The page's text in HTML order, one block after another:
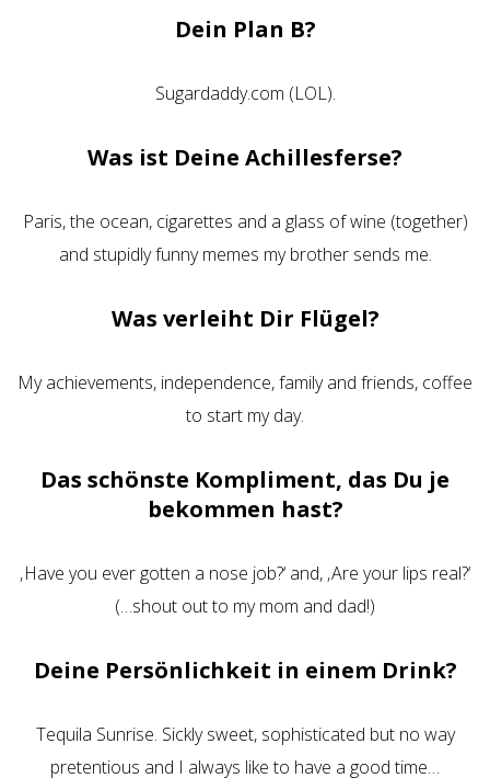
Dein Plan B?
Sugardaddy.com (LOL).
Was ist Deine Achillesferse?
Paris, the ocean, cigarettes and a glass of wine (together)
and stupidly funny memes my brother sends me.
Was verleiht Dir Flügel?
My achievements, independence, family and friends, coffee
to start my day.
Das schönste Kompliment, das Du je
bekommen hast?
‚Have you ever gotten a nose job?‘ and, ‚Are your lips real?‘
(…shout out to my mom and dad!)
Deine Persönlichkeit in einem Drink?
Tequila Sunrise. Sickly sweet, sophisticated but no way
pretentious and I always like to have a good time…